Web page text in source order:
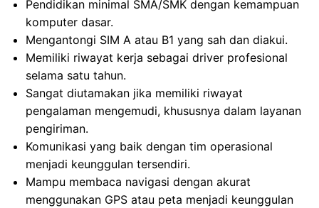
Pendidikan minimal SMA/SMK dengan kemampuan
komputer dasar.
Mengantongi SIM A atau B1 yang sah dan diakui.
Memiliki riwayat kerja sebagai driver profesional
selama satu tahun.
Sangat diutamakan jika memiliki riwayat
pengalaman mengemudi, khususnya dalam layanan
pengiriman.
Komunikasi yang baik dengan tim operasional
menjadi keunggulan tersendiri.
Mampu membaca navigasi dengan akurat
menggunakan GPS atau peta menjadi keunggulan